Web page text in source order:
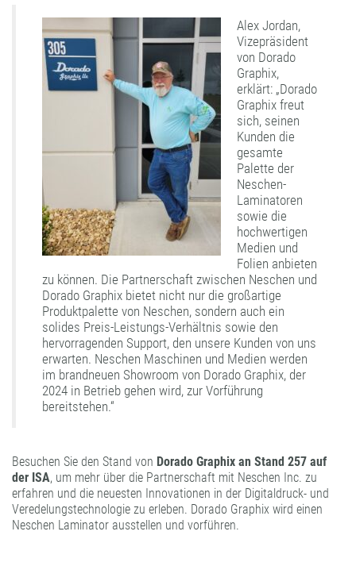
Alex Jordan,
Vizepräsident
von Dorado
Graphix,
erklärt: „Dorado
Graphix freut
sich, seinen
Kunden die
gesamte
Palette der
Neschen-
Laminatoren
sowie die
hochwertigen
Medien und
Folien anbieten
zu können. Die Partnerschaft zwischen Neschen und
Dorado Graphix bietet nicht nur die großartige
Produktpalette von Neschen, sondern auch ein
solides Preis-Leistungs-Verhältnis sowie den
hervorragenden Support, den unsere Kunden von uns
erwarten. Neschen Maschinen und Medien werden
im brandneuen Showroom von Dorado Graphix, der
2024 in Betrieb gehen wird, zur Vorführung
bereitstehen.“
Besuchen Sie den Stand von Dorado Graphix an Stand 257 auf
der ISA, um mehr über die Partnerschaft mit Neschen Inc. zu
erfahren und die neuesten Innovationen in der Digitaldruck- und
Veredelungstechnologie zu erleben. Dorado Graphix wird einen
Neschen Laminator ausstellen und vorführen.